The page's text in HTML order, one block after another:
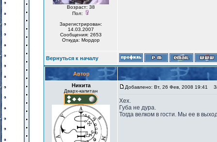
Возраст: 38
Пол:
Зарегистрирован:
14.03.2007
Сообщения: 2653
Откуда: Мордор
Вернуться к началу
Автор
Никита
Дварх-капитан
Добавлено: Вт, 26 Фев, 2008 19:41
Хех.
Губа не дура.
Тогда велком в гости. Мы ее в